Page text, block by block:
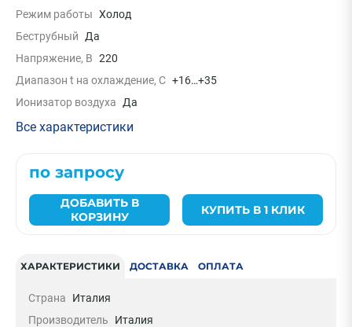
Режим работы Холод
Беструбный
Да
Напряжение, В 220
Диапазон t на охлаждение, С +16…+35
Ионизатор воздуха
Да
Все характеристики
по запросу
ДОБАВИТЬ В
КОРЗИНУ
КУПИТЬ В 1 КЛИК
ХАРАКТЕРИСТИКИ ДОСТАВКА ОПЛАТА
Страна
Италия
Производитель
Италия